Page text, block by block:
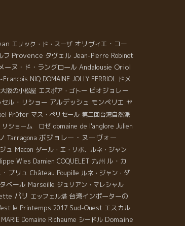
。シスト・ジュースと云ってよい。赤
ヴィエイユ・ブイィもシスト土壌
備えた逸品だ。カリニャンとシスト土
他では見られないスカットしたミネラ
LE CASOT DES MAILLOLES＊ル・カ
ルシオン地方の海沿い地区を代表する
だ。スペイン国境の小型ニースのよう
。バニュルスと云えばカソ・ド・マイ
ラン・カステックから引継いだJORDY
ディ・ペレズがいる。フランスのラグビ
転身だ。あの過酷な急斜面の仕事は体
だ。PASSIONだけでは務まらない。アラ
て、もうあの斜面での畑仕事は不可能だ
が目の前に広がる夢の畑を引き継いで
ていた。３年かけてやっと理想的な後
くて体力があるジョルディだ。昨年は
のように学びながら造った。ジョルデ
つ挙げるとすれば、試飲に出ているワ
格（定価より大抵１０～２０％安い）
もの超魅力だと言えます。大袈裟にい
を毎回経験していれば、自然派ワイン
のなのです。ちょっと今回の顔ぶれを
 DOMAINE BINNER, ALSACE
Binner) １６種類  DOMAINE
(Pierre Overnoy et Emmanuel
 DOMAINE TISSOT, JURA
９種類  DOMAINE BARTUCCI,
Bartucci) １種類  DOMAINE
(Gerald Schueller) ５種類。
ませんか？ どれもかしこも気合の入っ
皆甲乙つけ難い逸品揃いですが、特に
介します。 先ずはBINNERの
Kaefferkopf vend tardives
）。 ゲブルツ特有のライチの香
エリック・ド・スーザ オリヴィエ・コー
フ Provence タヴェル Jean-Pierre Robinot
ーヌ・ド・ラングロール Andalousie Oriol
Francois NIQ DOMAINE JOLLY FERRIOL ドメ
大阪の小松屋 エスポア・ゴトー ビオジョレー
ル・リショー アルデッシュ モンペリエ ヤ
Prϋfer マス・ぺリセール 第二回台湾自然派
リショーム ロゼ domaine de l'anglore Julien
Tarragona ボジョレー・ヌーヴォー
ュ Macon ダール・エ・リボ、ルネ・ジャン
Wies Damien COQUELET 九州 ル・カ
ブリュ Château Poupille ルネ・ジャン・ダ
ベール Marseille ジュリアン・マレシャル
パリ エッフェル塔 台湾インポーターの
le Printemps 2017 Sud-Ouest エスカル
Domaine Richaume シードル Domaine